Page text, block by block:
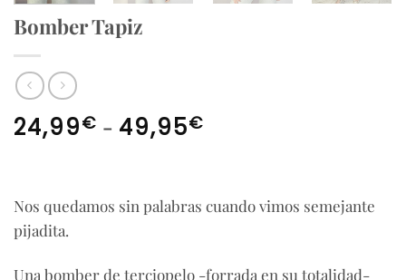
Bomber Tapiz
24,99€ - 49,95€
24,99€
Nos quedamos sin palabras cuando vimos semejante
pijadita.
Una bomber de terciopelo -forrada en su totalidad-